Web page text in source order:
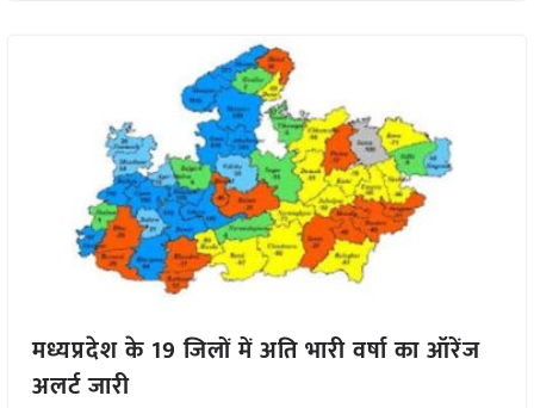
मध्यप्रदेश के 19 जिलों में अति भारी वर्षा का ऑरेंज
अलर्ट जारी